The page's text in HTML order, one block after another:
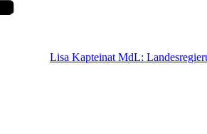
Lisa Kapteinat MdL: